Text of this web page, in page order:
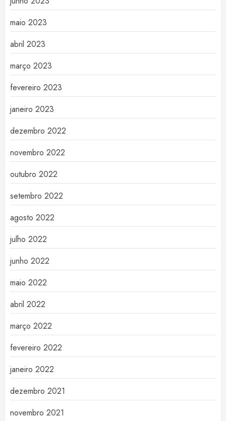
maio 2023
abril 2023
março 2023
fevereiro 2023
janeiro 2023
dezembro 2022
novembro 2022
outubro 2022
setembro 2022
agosto 2022
julho 2022
junho 2022
maio 2022
abril 2022
março 2022
fevereiro 2022
janeiro 2022
dezembro 2021
novembro 2021